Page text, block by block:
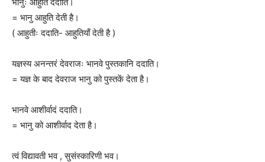
= भानु आहुति देती है।
( आहुतीः ददाति- आहुतियाँ देती है )
यज्ञस्य अनन्तरं देवराजः भानवे पुस्तकानि ददाति।
= यज्ञ के बाद देवराज भानु को पुस्तकें देता है।
भानवे आशीर्वादं ददाति।
= भानु को आशीर्वाद देता है।
त्वं विद्यावती भव , सुसंस्कारिणी भव।